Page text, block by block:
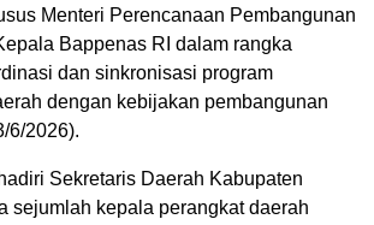
Menteri Perencanaan Pembangunan
Bappenas RI dalam rangka
dan sinkronisasi program
dengan kebijakan pembangunan
6/2026).
Sekretaris Daerah Kabupaten
sejumlah kepala perangkat daerah